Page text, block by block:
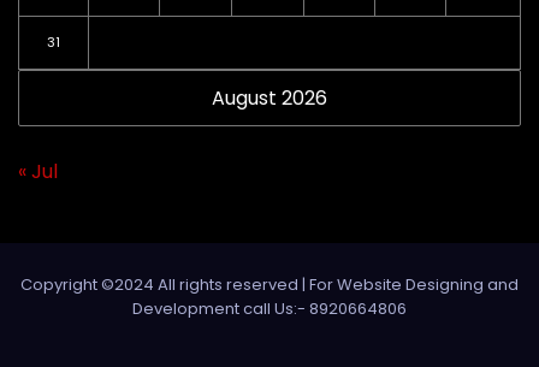
August 2026
31
« Jul
Copyright ©2024 All rights reserved | For Website Designing and
Development call Us:- 8920664806